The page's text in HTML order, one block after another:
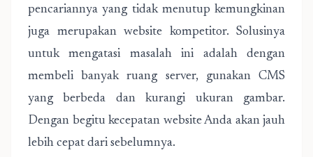
pencariannya yang tidak menutup kemungkinan
juga merupakan website kompetitor. Solusinya
untuk mengatasi masalah ini adalah dengan
membeli banyak ruang server, gunakan CMS
yang berbeda dan kurangi ukuran gambar.
Dengan begitu kecepatan website Anda akan jauh
lebih cepat dari sebelumnya.